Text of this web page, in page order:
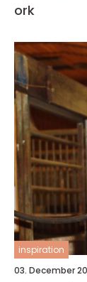
ork
inspiration
03. December